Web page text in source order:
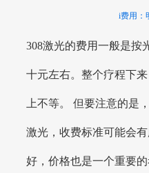
i费用：
308激光的费用一般是按
十元左右。整个疗程下
上不等。 但要注意的是
激光，收费标准可能会
好，价格也是一个重要